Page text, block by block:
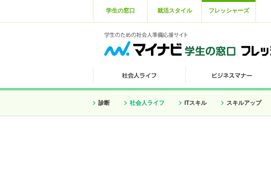
学生の窓口 就活スタイル フレッシャーズ
診断 社会人ライフ ITスキル スキルアップ